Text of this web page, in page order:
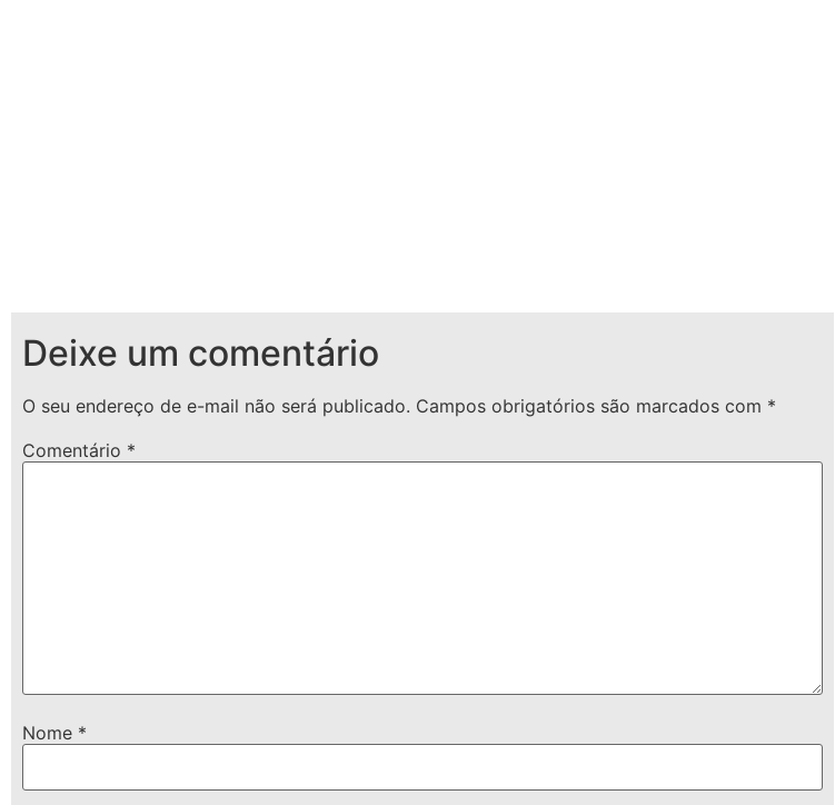
Deixe um comentário
O seu endereço de e-mail não será publicado. Campos obrigatórios são marcados com *
Comentário *
Nome *